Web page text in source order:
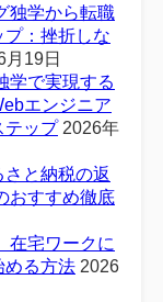
独学から転職
プ：挫折しな
月19日
学で実現する
エンジニア
テップ 2026年
さと納税の返
おすすめ徹底
在宅ワークに
める方法 2026